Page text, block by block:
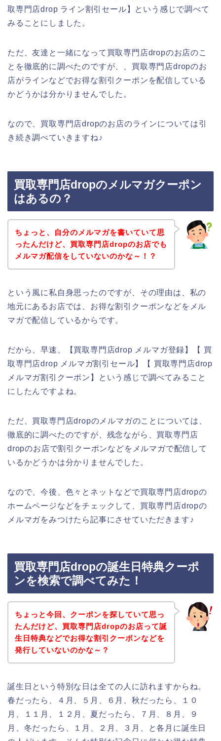
取専門店drop ライン割引セール】という感じで調べて
みることにしました。
ただ、友達と一緒になって買取専門店dropのお店のこ
とを徹底的に調べたのですが、、買取専門店dropのお
店がラインなどでお得な割引クーポンを配信している
かどうかは分かりませんでした。
なので、買取専門店dropのお店のラインについては引
き続き調べていきますね♪
買取専門店dropのメルマガクーポン
はあるの？
ちょっと、自分のメルマガを書いていて思
ったんだけど、買取専門店dropのお店でも
メルマガ配信をしていないのかな～！？
という風に私自身思ったのですが、その理由は、私の
地元にあるお店では、お得な割引クーポンなどをメル
マガで配信しているからです。
だから、早速、【買取専門店drop メルマガ登録】【 買
取専門店drop メルマガ割引セール】【 買取専門店drop
メルマガ割引クーポン】という感じで調べてみること
にしたんですよね。
ただ、買取専門店dropのメルマガのことについては、
徹底的に調べたのですが、残念ながら、買取専門店
dropのお店で割引クーポンなどをメルマガで配信して
いるかどうかは分かりませんでした。
なので、今後、色々とネットなどで買取専門店dropの
ホームページなどをチェックして、買取専門店dropの
メルマガをみつけたら記事にさせていただきます♪
買取専門店dropの誕生日特典クーポ
ンを検索で調べてみた！
ちょっと今回、クーポンを探していて思っ
たんだけど、買取専門店dropのお店って誕
生日特典などでお得な割引クーポンなどを
発行していないのかな～？
誕生日という特別な日は全ての人に訪れますからね。
春だったら、４月、５月、６月、秋だったら、１０
月、１１月、１２月、夏だったら、７月、８月、９
月、冬だったら、１月、２月、３月、と各月に誕生日